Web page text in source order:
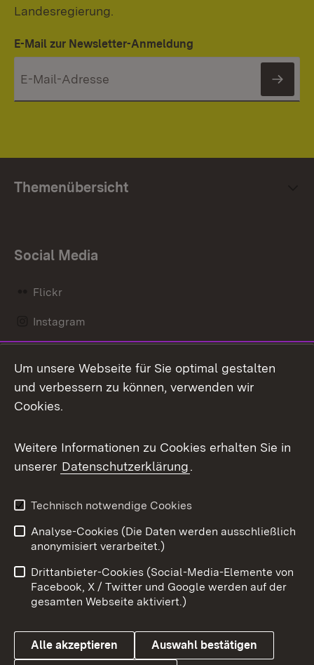
Landesregierung.
E-Mail zur Newsletter-Anmeldung
Themenübersicht
Social Media
Flickr
Instagram
Mastodon
Messenger
Social Wall
X / Twitter
Youtube
Benutzungshinweise
Barrierefreiheit
Datenschutz
Cookies
Um unsere Webseite für Sie optimal gestalten
und verbessern zu können, verwenden wir
Cookies.
Weitere Informationen zu Cookies erhalten Sie in
unserer Datenschutzerklärung.
Technisch notwendige Cookies
Analyse-Cookies (Die Daten werden ausschließlich
anonymisiert verarbeitet.)
Drittanbieter-Cookies (Social-Media-Elemente von
Facebook, X / Twitter und Google werden auf der
gesamten Webseite aktiviert.)
Alle akzeptieren Auswahl bestätigen